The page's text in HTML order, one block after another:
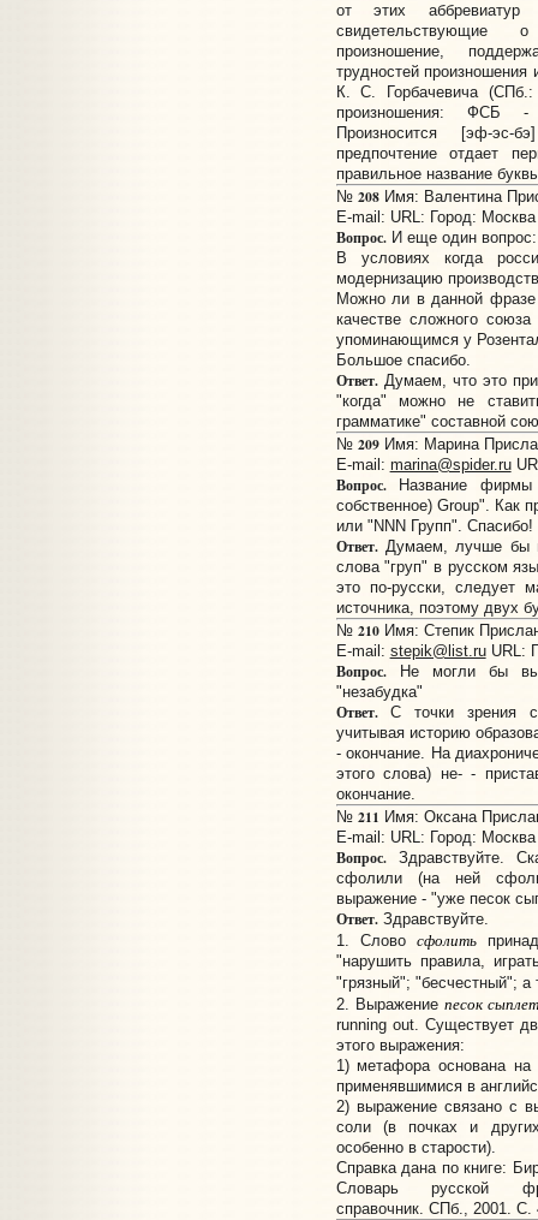
от этих
свидетельствующие
произношение,
трудностей
К. С. Горбачевича (СПб.:
произношения: ФСБ -
Произносится [эф-
предпочтение отдает
правильное название
№ 208Имя: Валентина
E-mail: URL: Город: Москва
Вопрос.И еще один вопрос:
В условиях когда
модернизацию
Можно ли в данной фразе
качестве сложного
упоминающимся у
Большое спасибо.
Ответ.Думаем, что это
"когда" можно не
грамматике" составной
№ 209Имя: Марина
E-mail: marina@spider.ru
Вопрос.Название фирмы
собственное) Group". Как
или "NNN Групп". Спасибо!
Ответ.Думаем, лучше бы
слова "груп" в русском
это по-русски, следует
источника, поэтому двух
№ 210Имя: Степик
E-mail: stepik@list.ruURL:
Вопрос.Не могли бы вы
"незабудка"
Ответ.С точки зрения
учитывая историю
- окончание. На
этого слова) не- -
окончание.
№ 211 Имя: Оксана
E-mail: URL: Город: Москва
Вопрос.Здравствуйте.
сфолили (на ней
выражение - "уже песок
Ответ.Здравствуйте.
1. Слово сфолить
"нарушить правила,
"грязный"; "бесчестный"; а
2. Выражение песок
running out. Существует
этого выражения:
1) метафора основана
применявшимися в
2) выражение связано с
соли (в почках и
особенно в старости).
Справка дана по книге:
Словарь русской
справочник. СПб., 2001. С.